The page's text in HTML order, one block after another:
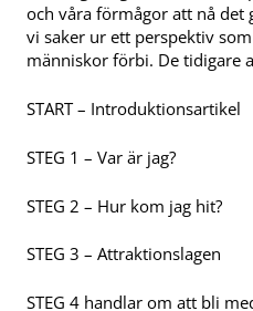
och våra förmågor att nå det
vi saker ur ett perspektiv
människor förbi. De tidigare
START – Introduktionsartikel
STEG 1 – Var är jag?
STEG 2 – Hur kom jag hit?
STEG 3 – Attraktionslagen
STEG 4 handlar om att bli